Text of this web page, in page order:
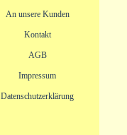
An unsere Kunden
Kontakt
AGB
Impressum
Datenschutzerklärung